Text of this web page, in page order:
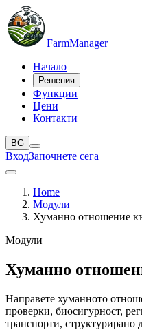
FarmManager
Начало
Решения
Функции
Цени
Контакти
BG
ВходЗапочнете сега
Home
Модули
Хуманно отношение
Модули
Хуманно
Направете хуманното
проверки, биосигурност,
транспорти, структурирано